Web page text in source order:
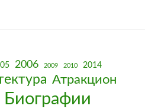
2006 2009 2010 2014
Атракцион
Биографии